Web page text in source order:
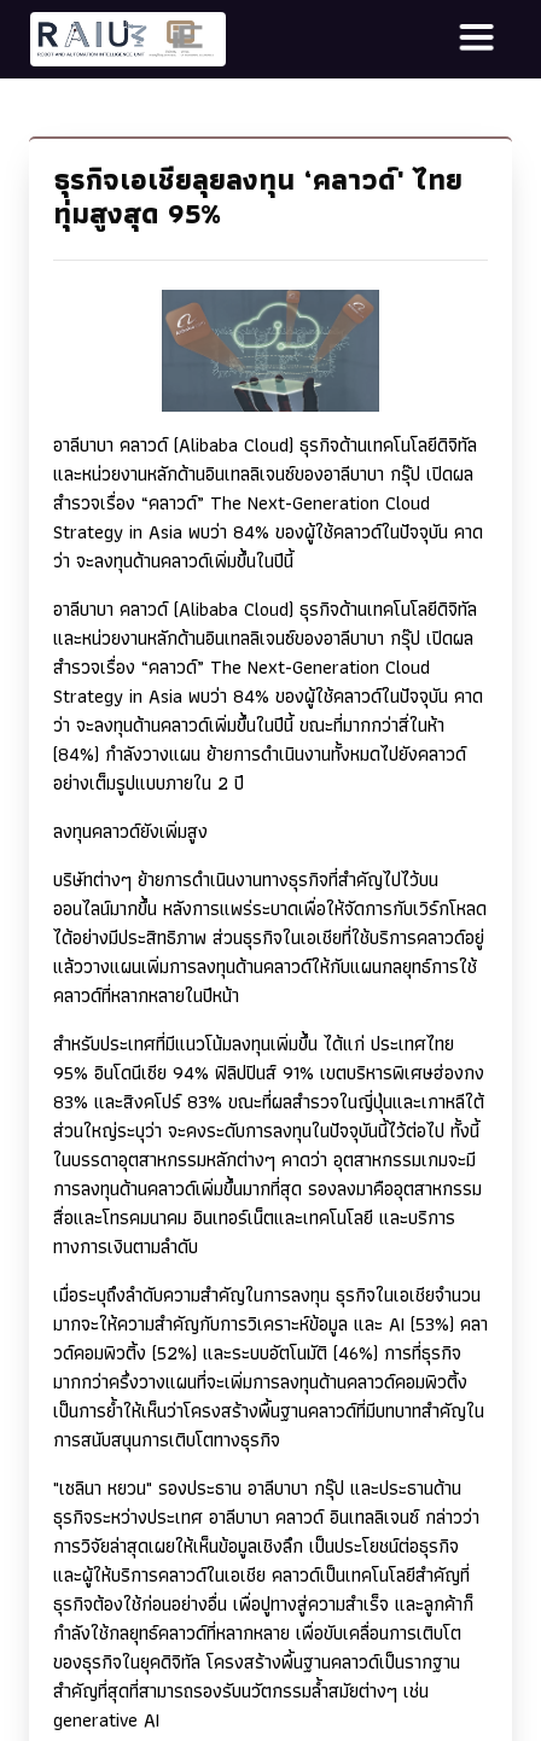
ธุรกิจเอเชียลุยลงทุน ‘คลาวด์' ไทย
ทุ่มสูงสุด 95%
อาลีบาบา คลาวด์ (Alibaba Cloud) ธุรกิจด้านเทคโนโลยีดิจิทัล
และหน่วยงานหลักด้านอินเทลลิเจนซ์ของอาลีบาบา กรุ๊ป เปิดผล
สำรวจเรื่อง “คลาวด์” The Next-Generation Cloud
Strategy in Asia พบว่า 84% ของผู้ใช้คลาวด์ในปัจจุบัน คาด
ว่า จะลงทุนด้านคลาวด์เพิ่มขึ้นในปีนี้
อาลีบาบา คลาวด์ (Alibaba Cloud) ธุรกิจด้านเทคโนโลยีดิจิทัล
และหน่วยงานหลักด้านอินเทลลิเจนซ์ของอาลีบาบา กรุ๊ป เปิดผล
สำรวจเรื่อง “คลาวด์” The Next-Generation Cloud
Strategy in Asia พบว่า 84% ของผู้ใช้คลาวด์ในปัจจุบัน คาด
ว่า จะลงทุนด้านคลาวด์เพิ่มขึ้นในปีนี้ ขณะที่มากกว่าสี่ในห้า
(84%) กำลังวางแผน ย้ายการดำเนินงานทั้งหมดไปยังคลาวด์
อย่างเต็มรูปแบบภายใน 2 ปี
ลงทุนคลาวด์ยังเพิ่มสูง
บริษัทต่างๆ ย้ายการดำเนินงานทางธุรกิจที่สำคัญไปไว้บน
ออนไลน์มากขึ้น หลังการแพร่ระบาดเพื่อให้จัดการกับเวิร์กโหลด
ได้อย่างมีประสิทธิภาพ ส่วนธุรกิจในเอเชียที่ใช้บริการคลาวด์อยู่
แล้ววางแผนเพิ่มการลงทุนด้านคลาวด์ให้กับแผนกลยุทธ์การใช้
คลาวด์ที่หลากหลายในปีหน้า
สำหรับประเทศที่มีแนวโน้มลงทุนเพิ่มขึ้น ได้แก่ ประเทศไทย
95% อินโดนีเซีย 94% ฟิลิปปินส์ 91% เขตบริหารพิเศษฮ่องกง
83% และสิงคโปร์ 83% ขณะที่ผลสำรวจในญี่ปุ่นและเกาหลีใต้
ส่วนใหญ่ระบุว่า จะคงระดับการลงทุนในปัจจุบันนี้ไว้ต่อไป ทั้งนี้
ในบรรดาอุตสาหกรรมหลักต่างๆ คาดว่า อุตสาหกรรมเกมจะมี
การลงทุนด้านคลาวด์เพิ่มขึ้นมากที่สุด รองลงมาคืออุตสาหกรรม
สื่อและโทรคมนาคม อินเทอร์เน็ตและเทคโนโลยี และบริการ
ทางการเงินตามลำดับ
เมื่อระบุถึงลำดับความสำคัญในการลงทุน ธุรกิจในเอเชียจำนวน
มากจะให้ความสำคัญกับการวิเคราะห์ข้อมูล และ AI (53%) คลา
วด์คอมพิวติ้ง (52%) และระบบอัตโนมัติ (46%) การที่ธุรกิจ
มากกว่าครึ่งวางแผนที่จะเพิ่มการลงทุนด้านคลาวด์คอมพิวติ้ง
เป็นการย้ำให้เห็นว่าโครงสร้างพื้นฐานคลาวด์ที่มีบทบาทสำคัญใน
การสนับสนุนการเติบโตทางธุรกิจ
"เซลินา หยวน" รองประธาน อาลีบาบา กรุ๊ป และประธานด้าน
ธุรกิจระหว่างประเทศ อาลีบาบา คลาวด์ อินเทลลิเจนซ์ กล่าวว่า
การวิจัยล่าสุดเผยให้เห็นข้อมูลเชิงลึก เป็นประโยชน์ต่อธุรกิจ
และผู้ให้บริการคลาวด์ในเอเชีย คลาวด์เป็นเทคโนโลยีสำคัญที่
ธุรกิจต้องใช้ก่อนอย่างอื่น เพื่อปูทางสู่ความสำเร็จ และลูกค้าก็
กำลังใช้กลยุทธ์คลาวด์ที่หลากหลาย เพื่อขับเคลื่อนการเติบโต
ของธุรกิจในยุคดิจิทัล โครงสร้างพื้นฐานคลาวด์เป็นรากฐาน
สำคัญที่สุดที่สามารถรองรับนวัตกรรมล้ำสมัยต่างๆ เช่น
generative AI